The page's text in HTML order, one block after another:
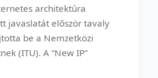
architektúra
javaslatát először tavaly
be a Nemzetközi
(ITU). A “New IP”